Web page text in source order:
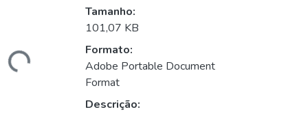
Tamanho:
101,07 KB
Formato:
Adobe Portable Document
Format
Descrição: